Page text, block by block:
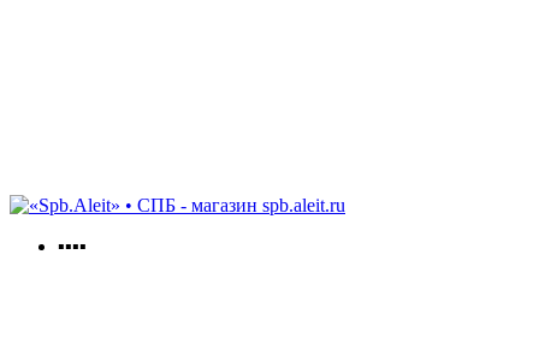
spb.aleit.ru
▪▪▪▪